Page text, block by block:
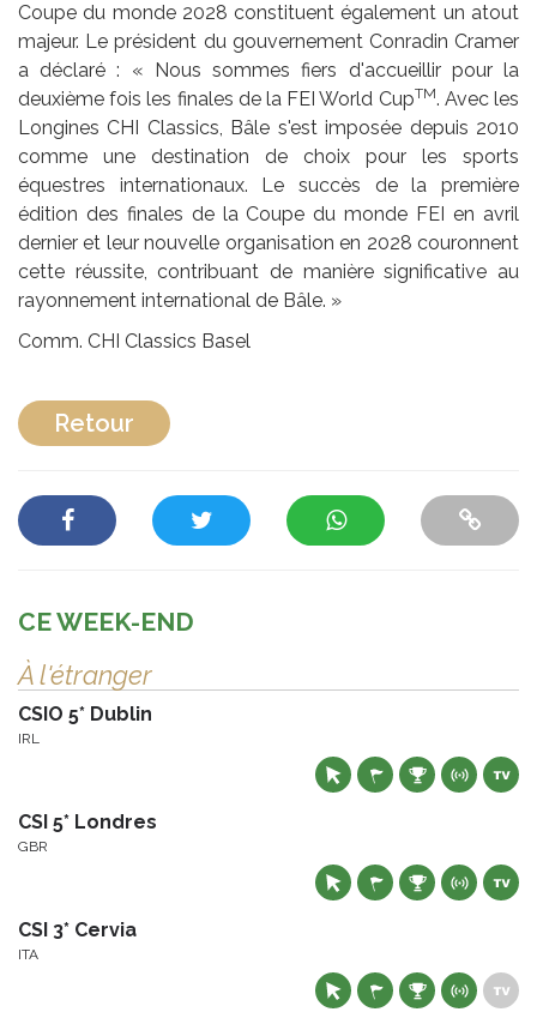
Coupe du monde 2028 constituent également un atout
majeur. Le président du gouvernement Conradin Cramer
a déclaré : « Nous sommes fiers d'accueillir pour la
deuxième fois les finales de la FEI World CupTM. Avec les
Longines CHI Classics, Bâle s'est imposée depuis 2010
comme une destination de choix pour les sports
équestres internationaux. Le succès de la première
édition des finales de la Coupe du monde FEI en avril
dernier et leur nouvelle organisation en 2028 couronnent
cette réussite, contribuant de manière significative au
rayonnement international de Bâle. »
Comm. CHI Classics Basel
Retour
CE WEEK-END
À l'étranger
CSIO 5* Dublin
IRL
CSI 5* Londres
GBR
CSI 3* Cervia
ITA